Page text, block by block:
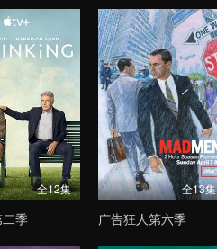
全12集
季
全13集
广告狂人第六季